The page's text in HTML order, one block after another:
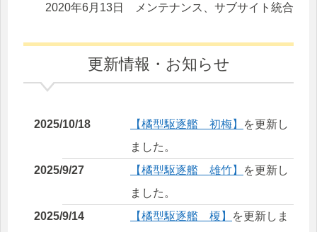
2020年6月13日 メンテナンス、サブサイト統合
更新情報・お知らせ
2025/10/18 【橘型駆逐艦 初梅】
を更新し
ました。
2025/9/27
【橘型駆逐艦 雄竹】
を更新し
ました。
2025/9/14
【橘型駆逐艦 榎】
を更新しま